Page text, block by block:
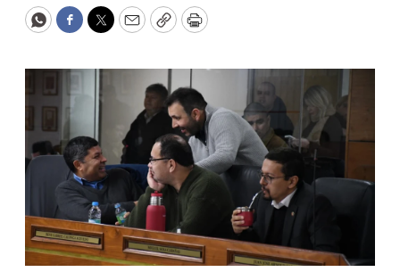
WhatsApp
Facebook
Twitter
EmailCopyPrint